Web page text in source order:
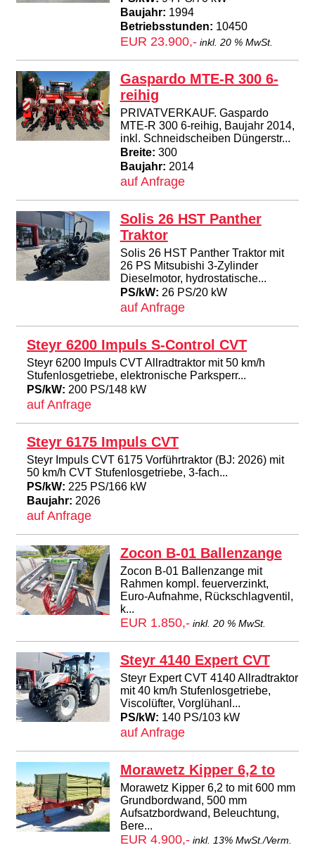
Baujahr: 1994
Betriebsstunden: 10450
EUR 23.900,- inkl. 20 % MwSt.
Gaspardo MTE-R 300 6-
reihig
PRIVATVERKAUF. Gaspardo
MTE-R 300 6-reihig, Baujahr 2014,
inkl. Schneidscheiben Düngerstr...
Breite: 300
Baujahr: 2014
auf Anfrage
Solis 26 HST Panther
Traktor
Solis 26 HST Panther Traktor mit
26 PS Mitsubishi 3-Zylinder
Dieselmotor, hydrostatische...
PS/kW: 26 PS/20 kW
auf Anfrage
Steyr 6200 Impuls S-Control CVT
Steyr 6200 Impuls CVT Allradtraktor mit 50 km/h
Stufenlosgetriebe, elektronische Parksperr...
PS/kW: 200 PS/148 kW
auf Anfrage
Steyr 6175 Impuls CVT
Steyr Impuls CVT 6175 Vorführtraktor (BJ: 2026) mit
50 km/h CVT Stufenlosgetriebe, 3-fach...
PS/kW: 225 PS/166 kW
Baujahr: 2026
auf Anfrage
Zocon B-01 Ballenzange
Zocon B-01 Ballenzange mit
Rahmen kompl. feuerverzinkt,
Euro-Aufnahme, Rückschlagventil,
k...
EUR 1.850,- inkl. 20 % MwSt.
Steyr 4140 Expert CVT
Steyr Expert CVT 4140 Allradtraktor
mit 40 km/h Stufenlosgetriebe,
Viscolüfter, Vorglühanl...
PS/kW: 140 PS/103 kW
auf Anfrage
Morawetz Kipper 6,2 to
Morawetz Kipper 6,2 to mit 600 mm
Grundbordwand, 500 mm
Aufsatzbordwand, Beleuchtung,
Bere...
EUR 4.900,- inkl. 13% MwSt./Verm.